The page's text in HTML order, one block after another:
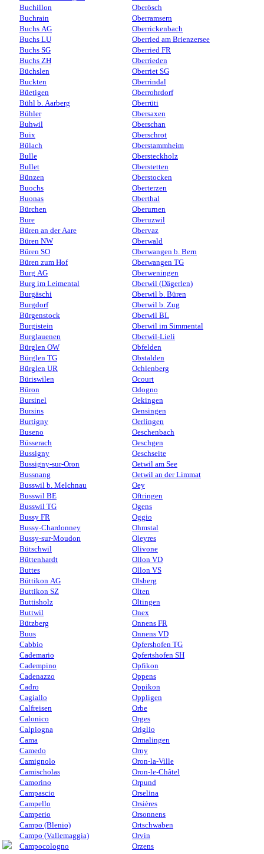
Buchillon
Buchrain
Buchs AG
Buchs LU
Buchs SG
Buchs ZH
Büchslen
Buckten
Büetigen
Bühl b. Aarberg
Bühler
Buhwil
Buix
Bülach
Bulle
Bullet
Bünzen
Buochs
Buonas
Bürchen
Bure
Büren an der Aare
Büren NW
Büren SO
Büren zum Hof
Burg AG
Burg im Leimental
Burgäschi
Burgdorf
Bürgenstock
Burgistein
Burglauenen
Bürglen OW
Bürglen TG
Bürglen UR
Büriswilen
Büron
Bursinel
Bursins
Burtigny
Buseno
Büsserach
Bussigny
Bussigny-sur-Oron
Bussnang
Busswil b. Melchnau
Busswil BE
Busswil TG
Bussy FR
Bussy-Chardonney
Bussy-sur-Moudon
Bütschwil
Büttenhardt
Buttes
Büttikon AG
Buttikon SZ
Buttisholz
Buttwil
Bützberg
Buus
Cabbio
Cademario
Cadempino
Cadenazzo
Cadro
Cagiallo
Calfreisen
Calonico
Calpiogna
Cama
Camedo
Camignolo
Camischolas
Camorino
Campascio
Campello
Camperio
Campo (Blenio)
Campo (Vallemaggia)
Campocologno
Oberösch
Oberramsern
Oberrickenbach
Oberried am Brienzersee
Oberried FR
Oberrieden
Oberriet SG
Oberrindal
Oberrohrdorf
Oberrüti
Obersaxen
Oberschan
Oberschrot
Oberstammheim
Obersteckholz
Oberstetten
Oberstocken
Oberterzen
Oberthal
Oberurnen
Oberuzwil
Obervaz
Oberwald
Oberwangen b. Bern
Oberwangen TG
Oberweningen
Oberwil (Dägerlen)
Oberwil b. Büren
Oberwil b. Zug
Oberwil BL
Oberwil im Simmental
Oberwil-Lieli
Obfelden
Obstalden
Ochlenberg
Ocourt
Odogno
Oekingen
Oensingen
Oerlingen
Oeschenbach
Oeschgen
Oeschseite
Oetwil am See
Oetwil an der Limmat
Oey
Oftringen
Ogens
Oggio
Ohmstal
Oleyres
Olivone
Ollon VD
Ollon VS
Olsberg
Olten
Oltingen
Onex
Onnens FR
Onnens VD
Opfershofen TG
Opfertshofen SH
Opfikon
Oppens
Oppikon
Oppligen
Orbe
Orges
Origlio
Ormalingen
Orny
Oron-la-Ville
Oron-le-Châtel
Orpund
Orselina
Orsières
Orsonnens
Ortschwaben
Orvin
Orzens